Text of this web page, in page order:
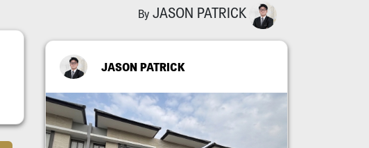
By JASON PATRICK
JASON PATRICK